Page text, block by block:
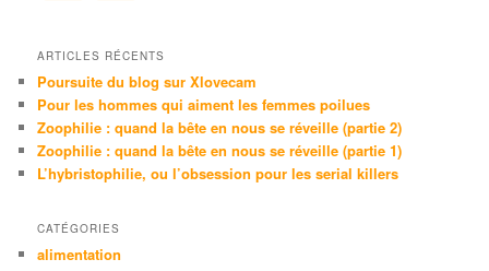
e
ARTICLES RÉCENTS
Poursuite du blog sur Xlovecam
Pour les hommes qui aiment les femmes poilues
Zoophilie : quand la bête en nous se réveille (partie 2)
Zoophilie : quand la bête en nous se réveille (partie 1)
L’hybristophilie, ou l’obsession pour les serial killers
CATÉGORIES
alimentation